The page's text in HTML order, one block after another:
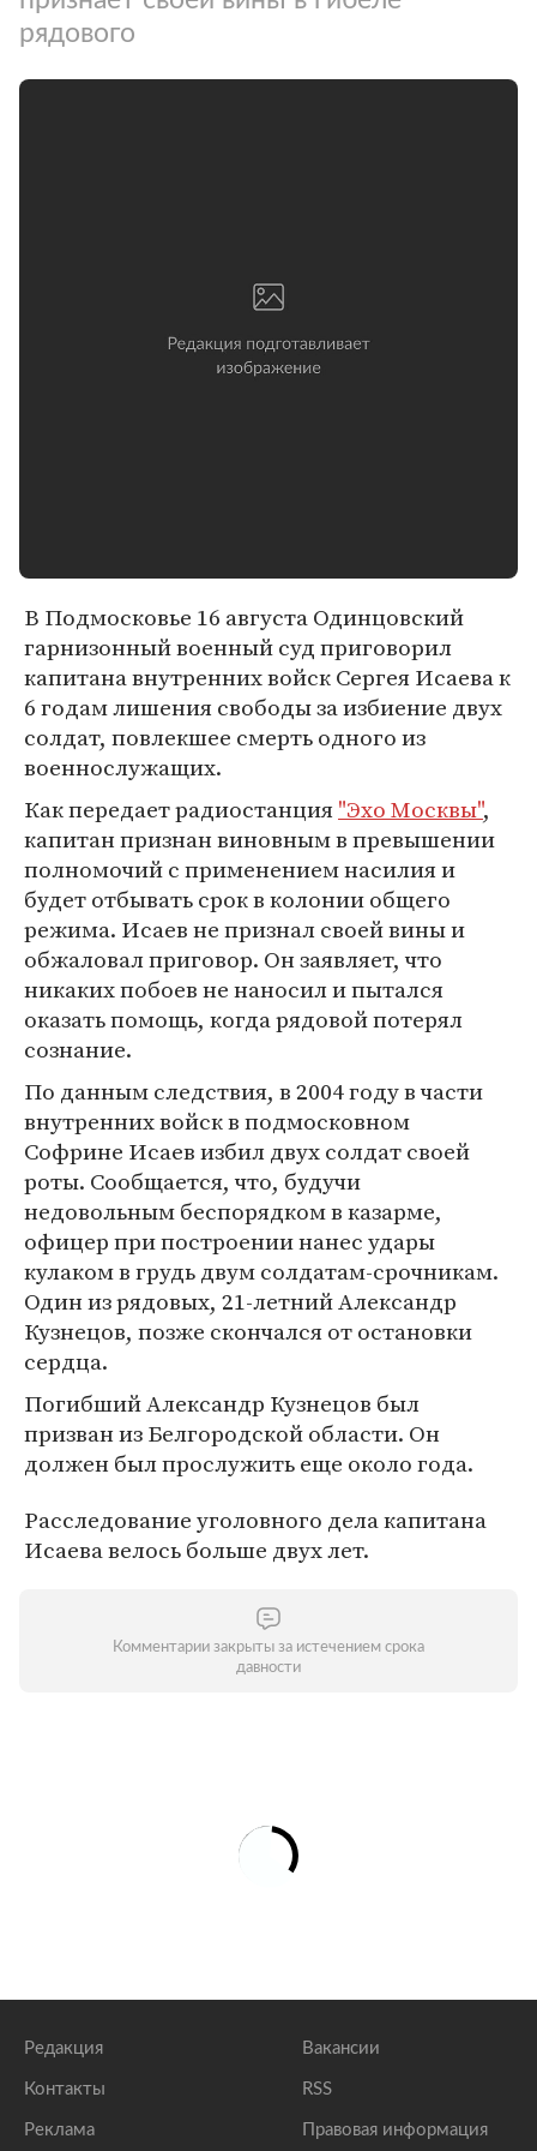
рядового
В Подмосковье 16 августа Одинцовский
гарнизонный военный суд приговорил
капитана внутренних войск Сергея Исаева к
6 годам лишения свободы за избиение двух
солдат, повлекшее смерть одного из
военнослужащих.
Как передает радиостанция"Эхо Москвы",
капитан признан виновным в превышении
полномочий с применением насилия и
будет отбывать срок в колонии общего
режима. Исаев не признал своей вины и
обжаловал приговор. Он заявляет, что
никаких побоев не наносил и пытался
оказать помощь, когда рядовой потерял
сознание.
По данным следствия, в 2004 году в части
внутренних войск в подмосковном
Софрине Исаев избил двух солдат своей
роты. Сообщается, что, будучи
недовольным беспорядком в казарме,
офицер при построении нанес удары
кулаком в грудь двум солдатам-срочникам.
Один из рядовых, 21-летний Александр
Кузнецов, позже скончался от остановки
сердца.
Погибший Александр Кузнецов был
призван из Белгородской области. Он
должен был прослужить еще около года.
Расследование уголовного дела капитана
Исаева велось больше двух лет.
Комментарии закрыты за истечением срока
давности
Редакция
Контакты
Реклама
Вакансии
RSS
Правовая информация